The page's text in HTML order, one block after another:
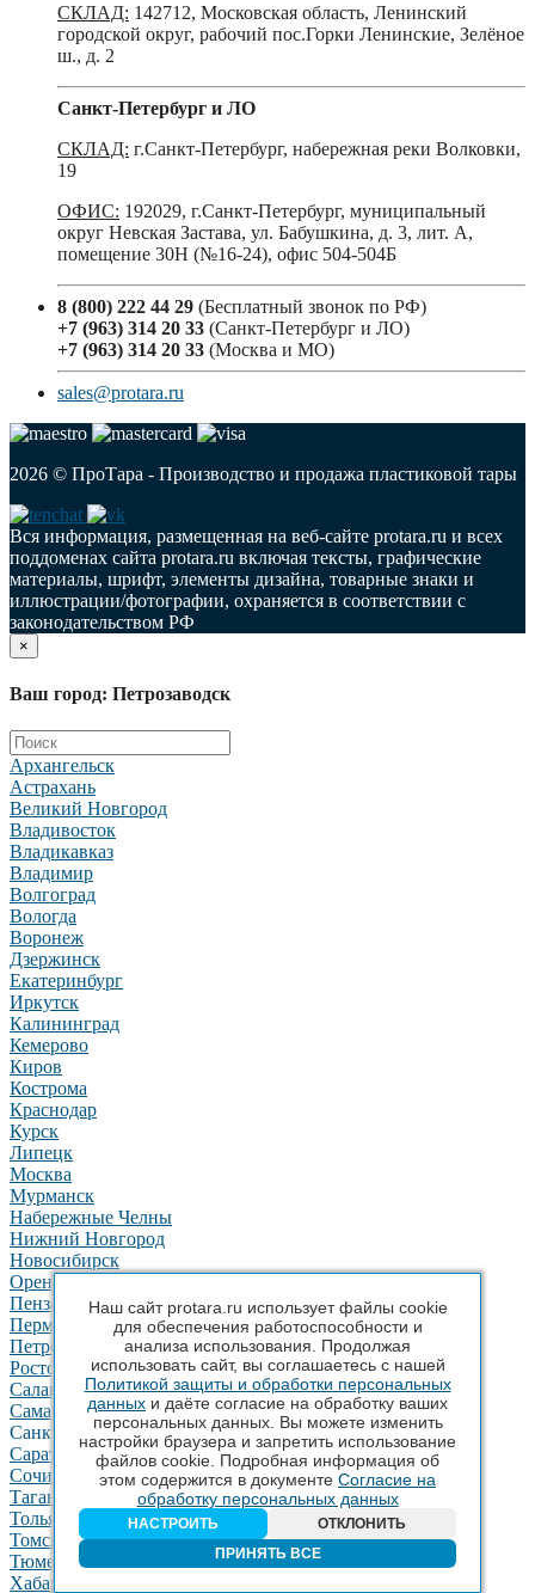
СКЛАД: 142712, Московская область, Ленинский
городской округ, рабочий пос.Горки Ленинские, Зелёное
ш., д. 2
Санкт-Петербург и ЛО
СКЛАД: г.Санкт-Петербург, набережная реки Волковки,
19
ОФИС: 192029, г.Санкт-Петербург, муниципальный
округ Невская Застава, ул. Бабушкина, д. 3, лит. А,
помещение 30Н (№16-24), офис 504-504Б
8 (800) 222 44 29 (Бесплатный звонок по РФ)
+7 (963) 314 20 33 (Санкт-Петербург и ЛО)
+7 (963) 314 20 33 (Москва и МО)
sales@protara.ru
2026 © ПроТара - Производство и продажа пластиковой тары
Вся информация, размещенная на веб-сайте protara.ru и всех
поддоменах сайта protara.ru включая тексты, графические
материалы, шрифт, элементы дизайна, товарные знаки и
иллюстрации/фотографии, охраняется в соответствии с
законодательством РФ
Наш сайт protara.ru использует файлы cookie
для обеспечения работоспособности и
анализа использования. Продолжая
использовать сайт, вы соглашаетесь с нашей
Политикой защиты и обработки персональных
данных и даёте согласие на обработку ваших
персональных данных. Вы можете изменить
настройки браузера и запретить использование
файлов cookie. Подробная информация об
этом содержится в документе Согласие на
обработку персональных данных
НАСТРОИТЬ
ОТКЛОНИТЬ
ПРИНЯТЬ ВСЕ
×
Ваш город: Петрозаводск
Архангельск
Астрахань
Великий Новгород
Владивосток
Владикавказ
Владимир
Волгоград
Вологда
Воронеж
Дзержинск
Екатеринбург
Иркутск
Калининград
Кемерово
Киров
Кострома
Краснодар
Курск
Липецк
Москва
Мурманск
Набережные Челны
Нижний Новгород
Новосибирск
Оренбург
Пенза
Пермь
Петрозаводск
Ростов-на-Дону
Салават
Самара
Санкт-Петербург
Саратов
Сочи
Таганрог
Тольятти
Томск
Тюмень
Хабаровск